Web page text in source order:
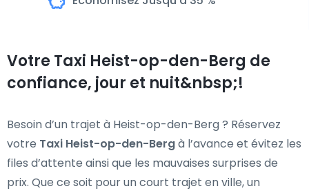
Votre Taxi Heist-op-den-Berg de
confiance, jour et nuit&nbsp;!
Besoin d’un trajet à Heist-op-den-Berg ? Réservez
votre Taxi Heist-op-den-Bergà l’avance et évitez les
files d’attente ainsi que les mauvaises surprises de
prix. Que ce soit pour un court trajet en ville, un